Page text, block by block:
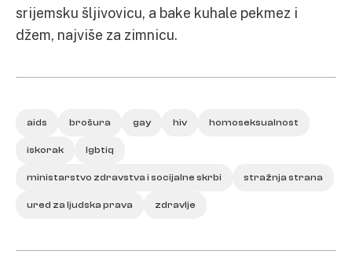
srijemsku šljivovicu, a bake kuhale pekmez i
džem, najviše za zimnicu.
aids brošura gay hiv homoseksualnost
iskorak lgbtiq
ministarstvo zdravstva i socijalne skrbi stražnja strana
ured za ljudska prava zdravlje